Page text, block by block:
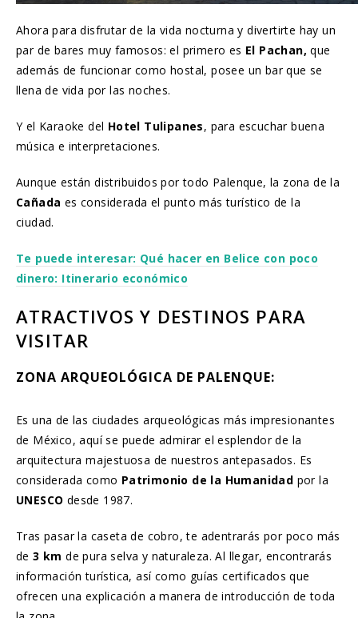
Ahora para disfrutar de la vida nocturna y divertirte hay un
par de bares muy famosos: el primero es El Pachan, que
además de funcionar como hostal, posee un bar que se
llena de vida por las noches.
Y el Karaoke del Hotel Tulipanes, para escuchar buena
música e interpretaciones.
Aunque están distribuidos por todo Palenque, la zona de la
Cañada es considerada el punto más turístico de la
ciudad.
Te puede interesar: Qué hacer en Belice con poco
dinero: Itinerario económico
ATRACTIVOS Y DESTINOS PARA
VISITAR
ZONA ARQUEOLÓGICA DE PALENQUE:
Es una de las ciudades arqueológicas más impresionantes
de México, aquí se puede admirar el esplendor de la
arquitectura majestuosa de nuestros antepasados. Es
considerada como Patrimonio de la Humanidad por la
UNESCO desde 1987.
Tras pasar la caseta de cobro, te adentrarás por poco más
de 3 km de pura selva y naturaleza. Al llegar, encontrarás
información turística, así como guías certificados que
ofrecen una explicación a manera de introducción de toda